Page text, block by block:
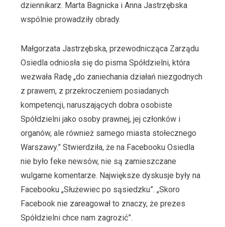
dziennikarz. Marta Bagnicka i Anna Jastrzębska
wspólnie prowadziły obrady.
Małgorzata Jastrzębska, przewodnicząca Zarządu
Osiedla odniosła się do pisma Spółdzielni, która
wezwała Radę „do zaniechania działań niezgodnych
z prawem, z przekroczeniem posiadanych
kompetencji, naruszających dobra osobiste
Spółdzielni jako osoby prawnej, jej członków i
organów, ale również samego miasta stołecznego
Warszawy.” Stwierdziła, że na Facebooku Osiedla
nie było feke newsów, nie są zamieszczane
wulgarne komentarze. Największe dyskusje były na
Facebooku „Służewiec po sąsiedzku”. „Skoro
Facebook nie zareagował to znaczy, że prezes
Spółdzielni chce nam zagrozić”.